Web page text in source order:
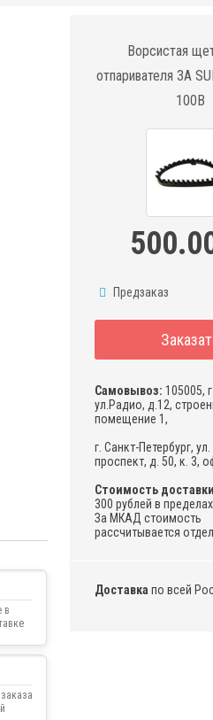
Ворсистая
отпаривателя 3A
100B
Предзаказ
Самовывоз: 105005,
ул.Радио, д.12,
помещение 1,
г. Санкт-Петербург,
проспект, д. 50, к. 3,
Стоимость
300 рублей в
За МКАД стоимость
рассчитывается
Доставка по всей
в